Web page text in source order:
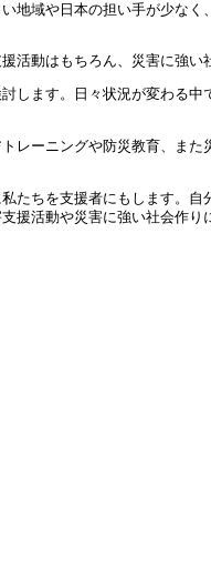
地域や日本の担い手が少な
動はもちろん、災害に強い
ます。日々状況が変わる
レーニングや防災教育、ま
たちを支援者にもします
援活動や災害に強い社会作り